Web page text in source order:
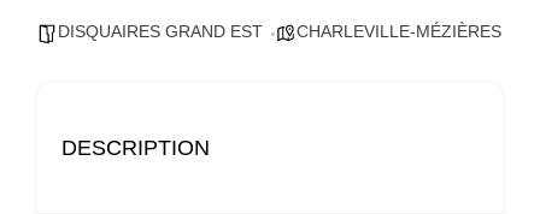
DISQUAIRES GRAND EST CHARLEVILLE-MÉZIÈRES
DESCRIPTION